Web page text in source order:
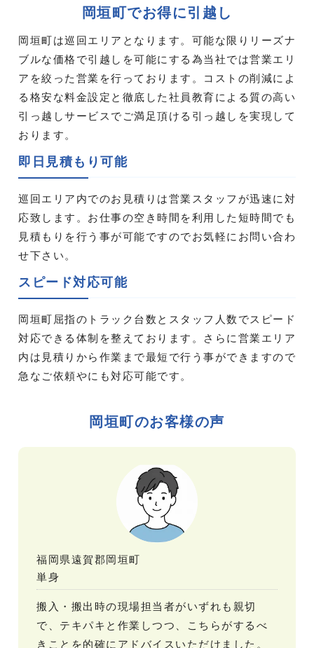
岡垣町でお得に引越し
岡垣町は巡回エリアとなります。可能な限りリーズナ
ブルな価格で引越しを可能にする為当社では営業エリ
アを絞った営業を行っております。コストの削減によ
る格安な料金設定と徹底した社員教育による質の高い
引っ越しサービスでご満足頂ける引っ越しを実現して
おります。
即日見積もり可能
巡回エリア内でのお見積りは営業スタッフが迅速に対
応致します。お仕事の空き時間を利用した短時間でも
見積もりを行う事が可能ですのでお気軽にお問い合わ
せ下さい。
スピード対応可能
岡垣町屈指のトラック台数とスタッフ人数でスピード
対応できる体制を整えております。さらに営業エリア
内は見積りから作業まで最短で行う事ができますので
急なご依頼やにも対応可能です。
岡垣町のお客様の声
福岡県遠賀郡岡垣町
単身
搬入・搬出時の現場担当者がいずれも親切
で、テキパキと作業しつつ、こちらがするべ
きことを的確にアドバイスいただけました。